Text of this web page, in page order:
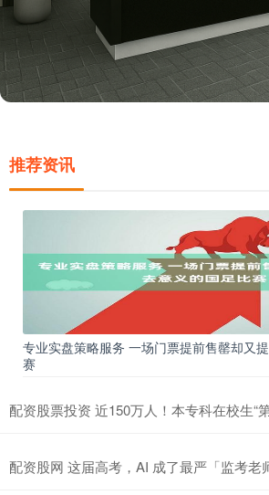
推荐资讯
专业实盘策略服务 一场门票提前售罄却又
赛
配资股票投资 近150万人！本专科在校生“
配资股网 这届高考，AI 成了最严「监考老